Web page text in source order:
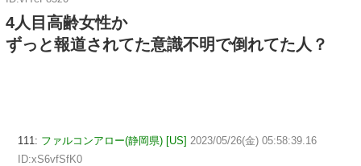
4人目高齢女性か
ずっと報道されてた意識不明で倒れてた人？
111: ファルコンアロー(静岡県) [US] 2023/05/26(金) 05:58:39.16
ID:xS6vfSfK0